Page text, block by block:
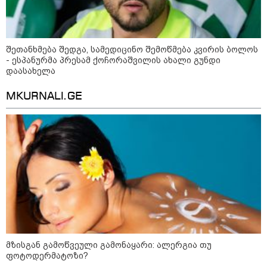
რა უნდა იყოს იდეალურ პლაჟის
ჩანთაში: სრული ჩეკლისტი
ზღვაზე წასვლამდე
კონფლიქტები
შეთანხმება შედგა, სამედიცინო შემოწმება კვირის ბოლოს
- ესპანურმა პრესამ ქოჩორაშვილის ახალი გუნდი
დაასახელა
MKURNALI.GE
მზისგან გამოწვეული გამონაყარი: ალერგია თუ
ფოტოდერმატოზი?